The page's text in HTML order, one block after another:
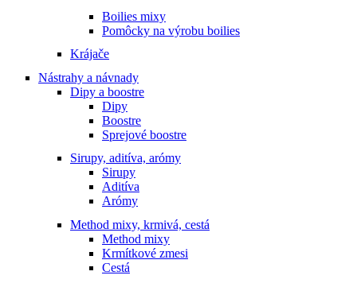
Boilies mixy
Pomôcky na výrobu boilies
Krájače
Nástrahy a návnady
Dipy a boostre
Dipy
Boostre
Sprejové boostre
Sirupy, aditíva, arómy
Sirupy
Aditíva
Arómy
Method mixy, krmivá, cestá
Method mixy
Krmítkové zmesi
Cestá